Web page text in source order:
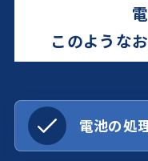
このような
電池の処